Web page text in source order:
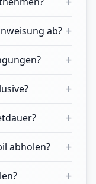
ab? +
+
+
+
abholen? +
+